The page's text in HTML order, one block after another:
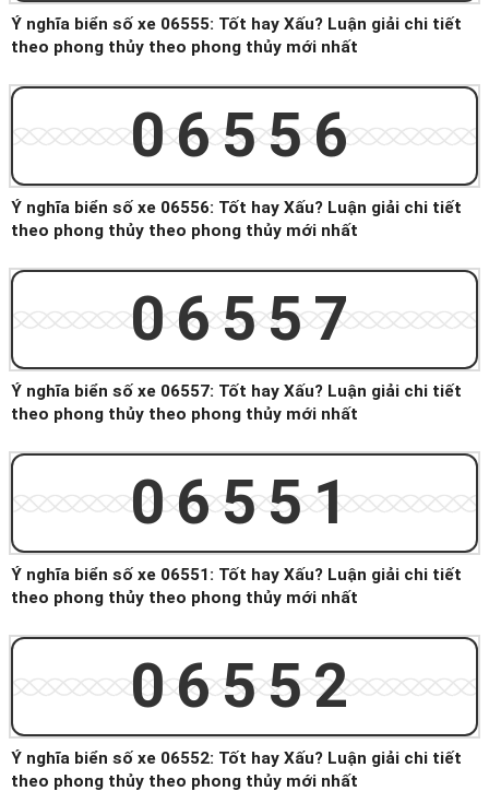
Ý nghĩa biển số xe 06555: Tốt hay Xấu? Luận giải chi tiết
theo phong thủy theo phong thủy mới nhất
06556
Ý nghĩa biển số xe 06556: Tốt hay Xấu? Luận giải chi tiết
theo phong thủy theo phong thủy mới nhất
06557
Ý nghĩa biển số xe 06557: Tốt hay Xấu? Luận giải chi tiết
theo phong thủy theo phong thủy mới nhất
06551
Ý nghĩa biển số xe 06551: Tốt hay Xấu? Luận giải chi tiết
theo phong thủy theo phong thủy mới nhất
06552
Ý nghĩa biển số xe 06552: Tốt hay Xấu? Luận giải chi tiết
theo phong thủy theo phong thủy mới nhất